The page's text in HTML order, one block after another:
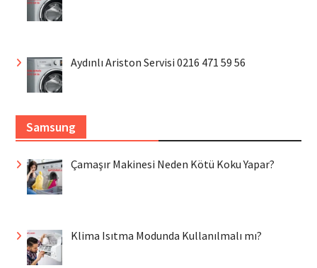
Aydınlı Ariston Servisi 0216 471 59 56
Samsung
Çamaşır Makinesi Neden Kötü Koku Yapar?
Klima Isıtma Modunda Kullanılmalı mı?